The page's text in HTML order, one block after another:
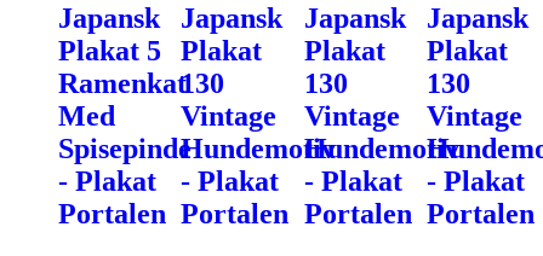
Japansk
Plakat 5
Ramenkat
Med
Spisepinde
- Plakat
Portalen
Japansk
Plakat
130
Vintage
Hundemotiv
- Plakat
Portalen
Japansk
Plakat
130
Vintage
Hundemotiv
- Plakat
Portalen
Japansk
Plakat
130
Vintage
- Plakat
Portalen